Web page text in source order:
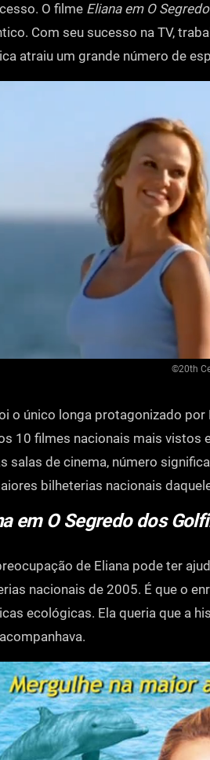
O filme Eliana em O
Com seu sucesso na TV,
atraiu um grande número de
©20th
o único longa protagonizado
10 filmes nacionais mais vistos
salas de cinema, número
bilheterias nacionais
em O Segredo dos
de Eliana pode ter
nacionais de 2005. É que o
ecológicas. Ela queria que a